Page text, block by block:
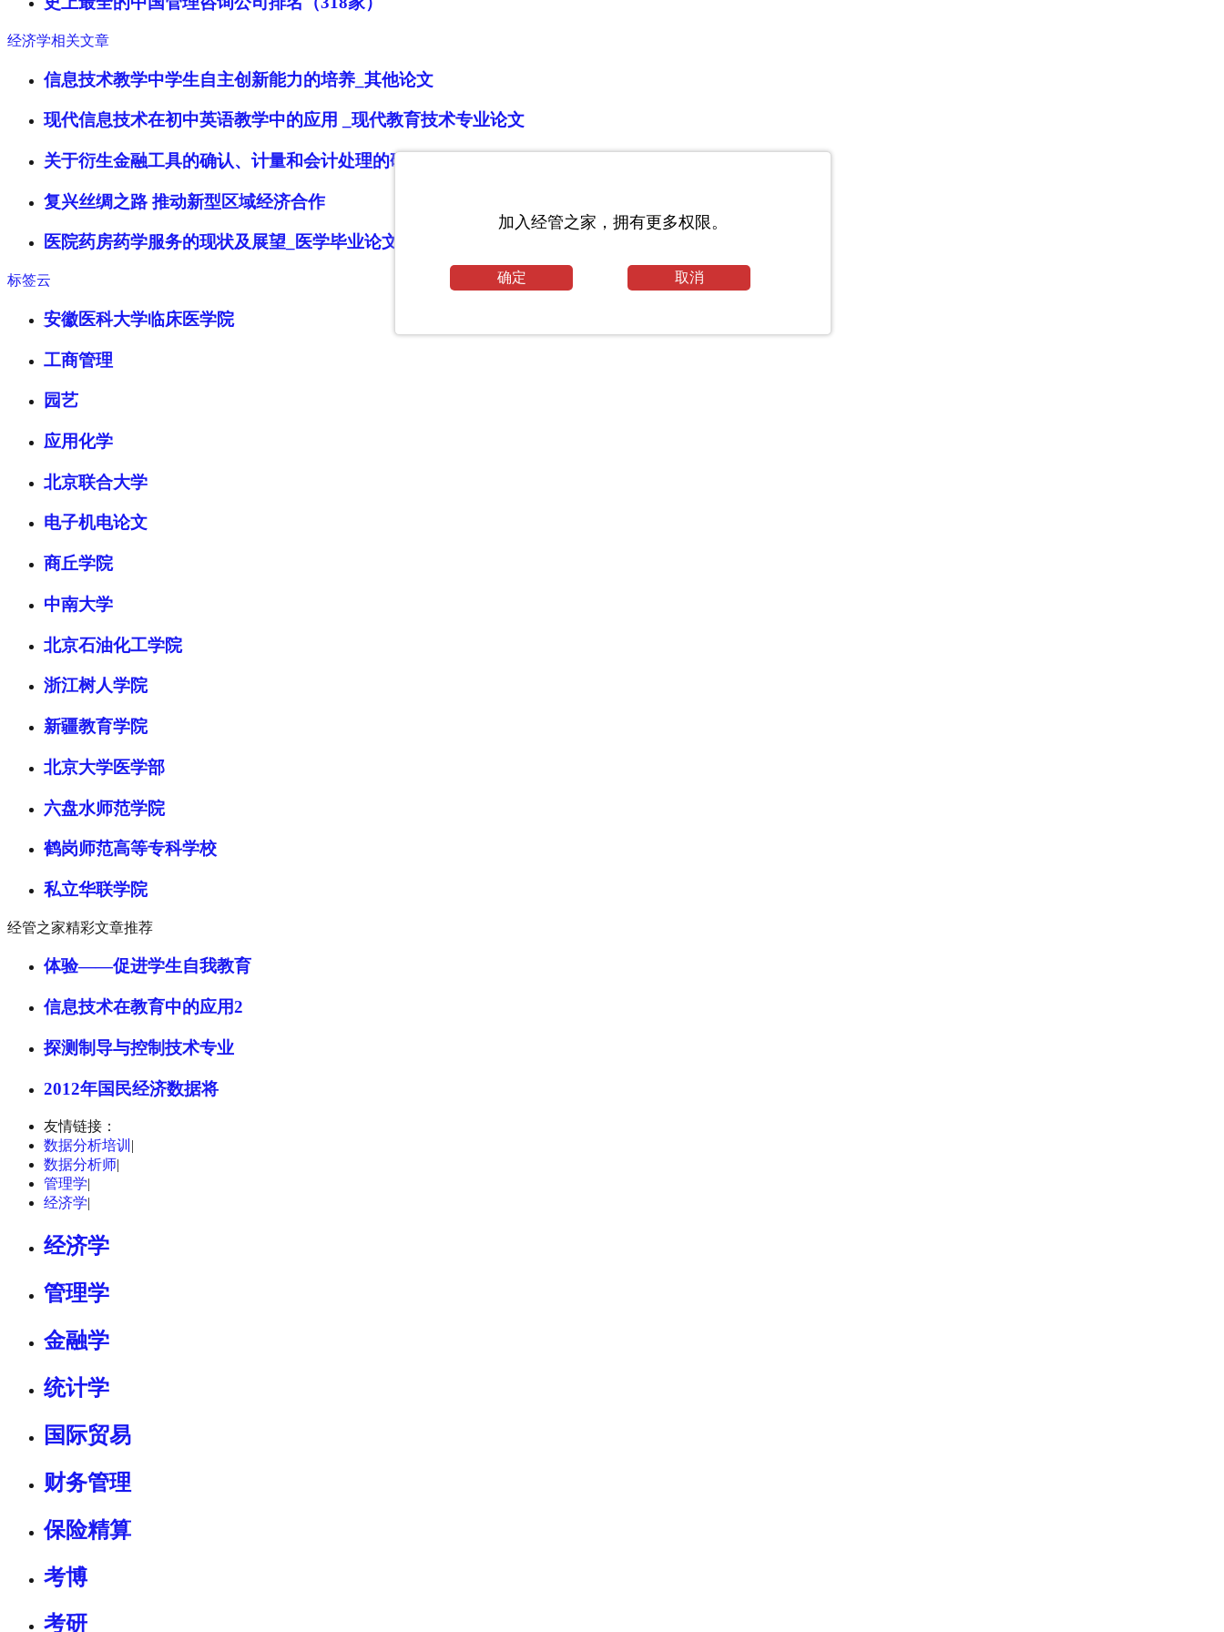
经济学相关文章
信息技术教学中学生自主创新能力的培养_其他论文
现代信息技术在初中英语教学中的应用 _现代教育技术专业论文
关于衍生金融工具的确认、计量和会计处理的研究 _财务会计论文格式
复兴丝绸之路 推动新型区域经济合作
医院药房药学服务的现状及展望_医学毕业论文
标签云
安徽医科大学临床医学院
工商管理
园艺
应用化学
北京联合大学
电子机电论文
商丘学院
中南大学
北京石油化工学院
浙江树人学院
新疆教育学院
北京大学医学部
六盘水师范学院
鹤岗师范高等专科学校
私立华联学院
经管之家精彩文章推荐
体验——促进学生自我教育
信息技术在教育中的应用2
探测制导与控制技术专业
2012年国民经济数据将
友情链接：
数据分析培训 |
数据分析师|
管理学|
经济学|
经济学
管理学
金融学
统计学
国际贸易
财务管理
保险精算
考博
考研
加入经管之家，拥有更多权限。
确定 取消